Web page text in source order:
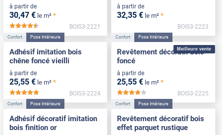
à partir de
30,47 € le m² *
*****
BOIS3-2221
à partir de
32,35 € le m² *
BOIS3-2223
Confort Pose Intérieure
Adhésif imitation bois
chêne foncé vieilli
à partir de
25,55 € le m² *
*****
BOIS3-2224
Meilleure vente
Confort Pose Intérieure
Revêtement décoratif bois
foncé
à partir de
25,55 € le m² *
*****
BOIS3-2225
Confort Pose Intérieure
Adhésif décoratif imitation
bois finition or
Confort Pose Intérieure
Revêtement décoratif bois
effet parquet rustique